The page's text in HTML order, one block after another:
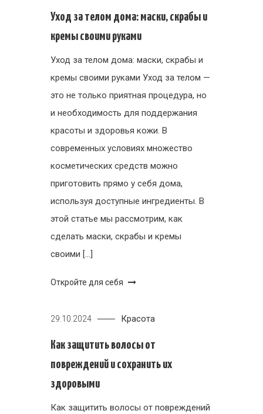
Уход за телом дома: маски, скрабы и
кремы своими руками
Уход за телом дома: маски, скрабы и
кремы своими руками Уход за телом —
это не только приятная процедура, но
и необходимость для поддержания
красоты и здоровья кожи. В
современных условиях множество
косметических средств можно
приготовить прямо у себя дома,
используя доступные ингредиенты. В
этой статье мы рассмотрим, как
сделать маски, скрабы и кремы
своими […]
Откройте для себя
29.10.2024 Красота
Как защитить волосы от
повреждений и сохранить их
здоровыми
Как защитить волосы от повреждений